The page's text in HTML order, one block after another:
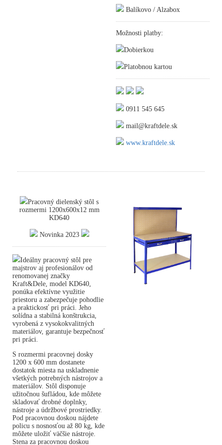
Balíkovo / Alzabox
Možnosti platby:
Dobierkou
Platobnou kartou
0911 545 645
mail@kraftdele.sk
www.kraftdele.sk
Pracovný dielenský stôl s
rozmermi 1200x600x12 mm
KD640
Novinka 2023
Ideálny pracovný stôl pre
majstrov aj profesionálov od
renomovanej značky
Kraft&Dele, model KD640,
ponúka efektívne využitie
priestoru a zabezpečuje pohodlie
a praktickosť pri práci. Jeho
solídna a stabilná konštrukcia,
vyrobená z vysokokvalitných
materiálov, garantuje bezpečnosť
pri práci.
S rozmermi pracovnej dosky
1200 x 600 mm dostanete
dostatok miesta na uskladnenie
všetkých potrebných nástrojov a
materiálov. Stôl disponuje
užitočnou šufládou, kde môžete
skladovať drobné doplnky,
nástroje a údržbové prostriedky.
Pod pracovnou doskou nájdete
policu s nosnosťou až 80 kg, kde
môžete uložiť väčšie nástroje.
Stena za pracovnou doskou